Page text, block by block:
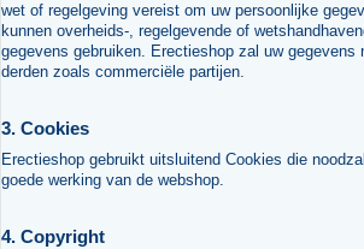
wet of regelgeving vereist om uw persoonlijke
kunnen overheids-, regelgevende of
gegevens gebruiken. Erectieshop zal uw gegevens
derden zoals commerciële partijen.
3. Cookies
Erectieshop gebruikt uitsluitend Cookies die
goede werking van de webshop.
4. Copyright